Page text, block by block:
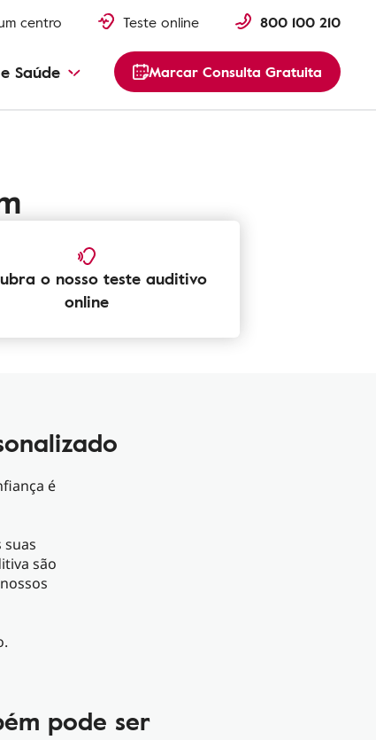
centro Teste online 800 100 210
Saúde Marcar Consulta Gratuita
o nosso teste auditivo
online
é
são
pode ser